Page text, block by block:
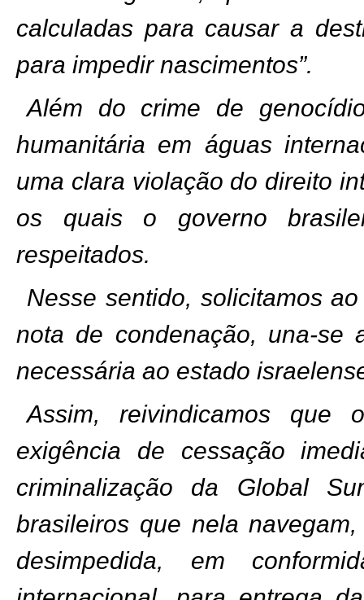
calculadas para causar a
para impedir nascimentos”.
Além do crime de
humanitária em águas
uma clara violação do direito
os quais o governo
respeitados.
Nesse sentido, solicitamos
nota de condenação, una-se
necessária ao estado
Assim, reivindicamos que
exigência de cessação
criminalização da Global
brasileiros que nela
desimpedida, em